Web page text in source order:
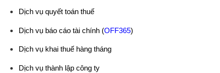
Dịch vụ quyết toán thuế
Dịch vụ báo cáo tài chính (OFF365)
Dịch vụ khai thuế hàng tháng
Dịch vụ thành lập công ty